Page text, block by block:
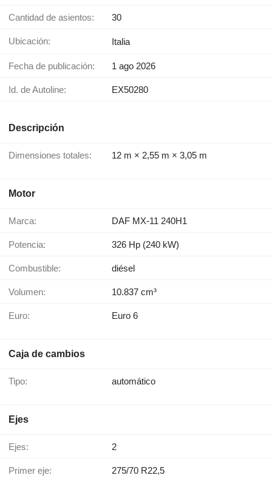
Cantidad de asientos: 30
Ubicación: Italia
Fecha de publicación: 1 ago 2026
Id. de Autoline: EX50280
Descripción
Dimensiones totales: 12 m × 2,55 m × 3,05 m
Motor
Marca: DAF MX-11 240H1
Potencia: 326 Hp (240 kW)
Combustible: diésel
Volumen: 10.837 cm³
Euro: Euro 6
Caja de cambios
Tipo: automático
Ejes
Ejes: 2
Primer eje: 275/70 R22,5